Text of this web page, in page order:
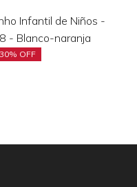
Infantil de Niños -
- Blanco-naranja
30